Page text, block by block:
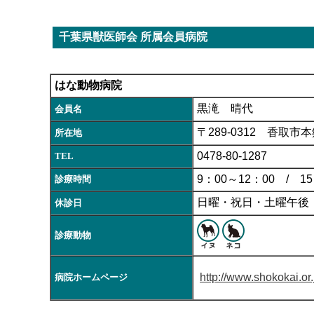
千葉県獣医師会 所属会員病院
はな動物病院
会員名 黒滝 晴代
所在地 〒289-0312 香取市本
TEL 0478-80-1287
診療時間 9：00～12：00 / 15
休診日 日曜・祝日・土曜午後
診療動物
病院ホームページ http://